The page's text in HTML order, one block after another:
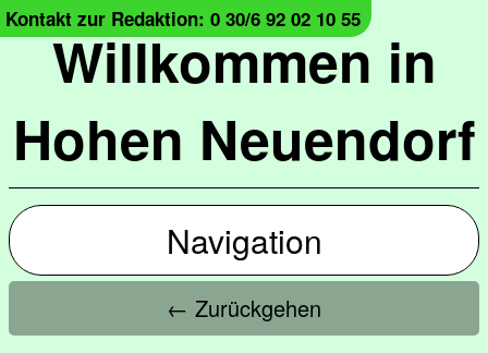
Willkommen in
Hohen Neuendorf
Kontakt zur Redaktion: 0 30/6 92 02 10 55
Navigation
← Zurückgehen